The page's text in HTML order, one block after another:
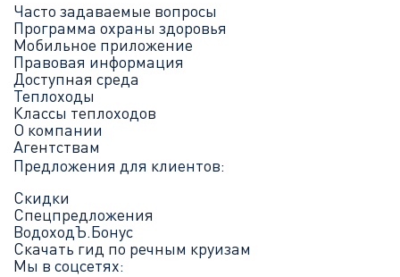
Часто задаваемые вопросы
Программа охраны здоровья
Мобильное приложение
Правовая информация
Доступная среда
Теплоходы
Классы теплоходов
О компании
Агентствам
Предложения для клиентов:
Скидки
Спецпредложения
ВодоходЪ.Бонус
Скачать гид по речным круизам
Мы в соцсетях: